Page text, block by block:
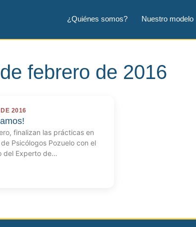
¿Quiénes somos? Nuestro modelo
febrero de 2016
2016
finalizan las prácticas en
Psicólogos Pozuelo con el
del Experto de…